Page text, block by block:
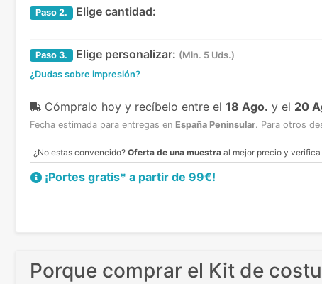
Paso 2. Elige cantidad:
Paso 3. Elige personalizar: (Min. 5 Uds.)
¿Dudas sobre impresión?
Cómpralo hoy y recíbelo entre el 18 Ago. y el 20
Fecha estimada para entregas en España Peninsular. Para otros
¿No estas convencido? Oferta de una muestra al mejor precio y
¡Portes gratis* a partir de 99€!
Porque comprar el Kit de